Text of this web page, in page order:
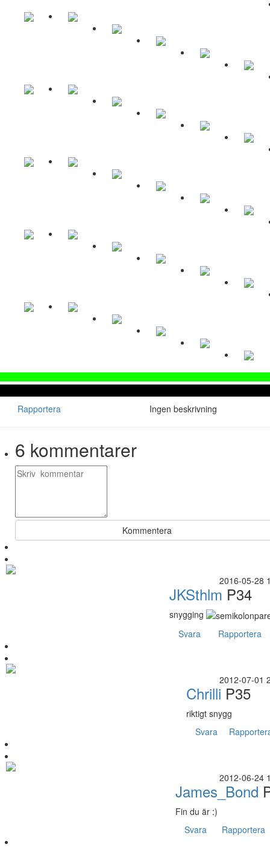
Rapportera Ingen beskrivning
6 kommentarer
Kommentera
2016-05-28
JKSthlm P34
snygging
Svara
Rapportera
2012-07-01
Chrilli P35
riktigt snygg
Svara
2012-06-24
James_Bond
Fin du är :)
Svara
Rapportera